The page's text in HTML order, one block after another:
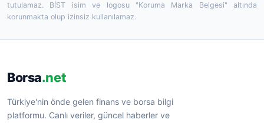
tutulamaz. BİST isim ve logosu "Koruma Marka Belgesi" altında
korunmakta olup izinsiz kullanılamaz.
Borsa.net
Türkiye'nin önde gelen finans ve borsa bilgi
platformu. Canlı veriler, güncel haberler ve